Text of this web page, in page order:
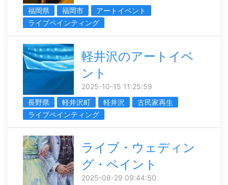
福岡県
福岡市
アートイベント
ライブペインティング
軽井沢のアートイベ
ント
2025-10-15 11:25:59
長野県
軽井沢町 軽井沢
古民家再生
ライブペインティング
ライブ・ウェディン
グ・ペイント
2025-08-29 09:44:50